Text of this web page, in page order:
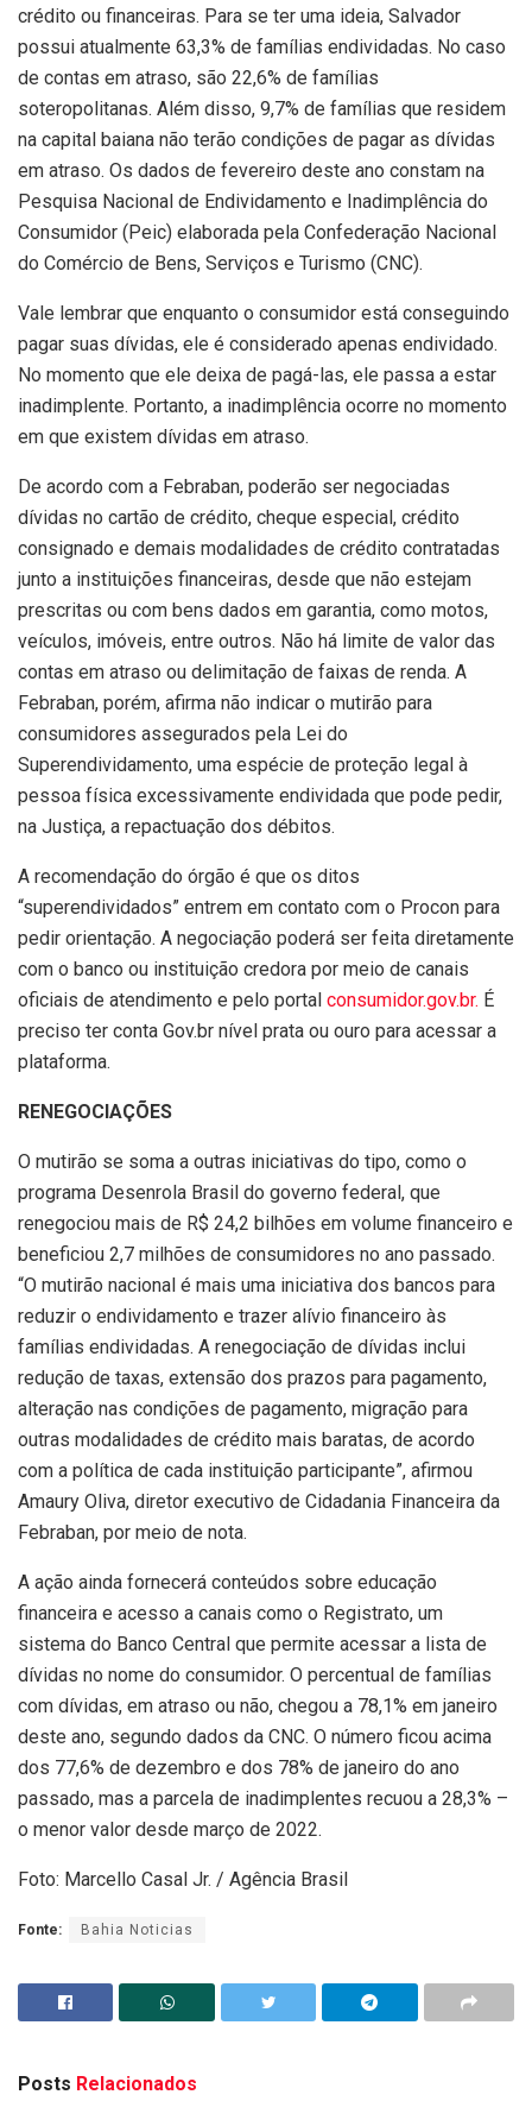
crédito ou financeiras. Para se ter uma ideia, Salvador
possui atualmente 63,3% de famílias endividadas. No caso
de contas em atraso, são 22,6% de famílias
soteropolitanas. Além disso, 9,7% de famílias que residem
na capital baiana não terão condições de pagar as dívidas
em atraso. Os dados de fevereiro deste ano constam na
Pesquisa Nacional de Endividamento e Inadimplência do
Consumidor (Peic) elaborada pela Confederação Nacional
do Comércio de Bens, Serviços e Turismo (CNC).
Vale lembrar que enquanto o consumidor está conseguindo
pagar suas dívidas, ele é considerado apenas endividado.
No momento que ele deixa de pagá-las, ele passa a estar
inadimplente. Portanto, a inadimplência ocorre no momento
em que existem dívidas em atraso.
De acordo com a Febraban, poderão ser negociadas
dívidas no cartão de crédito, cheque especial, crédito
consignado e demais modalidades de crédito contratadas
junto a instituições financeiras, desde que não estejam
prescritas ou com bens dados em garantia, como motos,
veículos, imóveis, entre outros. Não há limite de valor das
contas em atraso ou delimitação de faixas de renda. A
Febraban, porém, afirma não indicar o mutirão para
consumidores assegurados pela Lei do
Superendividamento, uma espécie de proteção legal à
pessoa física excessivamente endividada que pode pedir,
na Justiça, a repactuação dos débitos.
A recomendação do órgão é que os ditos
“superendividados” entrem em contato com o Procon para
pedir orientação. A negociação poderá ser feita diretamente
com o banco ou instituição credora por meio de canais
oficiais de atendimento e pelo portal consumidor.gov.br. É
preciso ter conta Gov.br nível prata ou ouro para acessar a
plataforma.
RENEGOCIAÇÕES
O mutirão se soma a outras iniciativas do tipo, como o
programa Desenrola Brasil do governo federal, que
renegociou mais de R$ 24,2 bilhões em volume financeiro e
beneficiou 2,7 milhões de consumidores no ano passado.
“O mutirão nacional é mais uma iniciativa dos bancos para
reduzir o endividamento e trazer alívio financeiro às
famílias endividadas. A renegociação de dívidas inclui
redução de taxas, extensão dos prazos para pagamento,
alteração nas condições de pagamento, migração para
outras modalidades de crédito mais baratas, de acordo
com a política de cada instituição participante”, afirmou
Amaury Oliva, diretor executivo de Cidadania Financeira da
Febraban, por meio de nota.
A ação ainda fornecerá conteúdos sobre educação
financeira e acesso a canais como o Registrato, um
sistema do Banco Central que permite acessar a lista de
dívidas no nome do consumidor. O percentual de famílias
com dívidas, em atraso ou não, chegou a 78,1% em janeiro
deste ano, segundo dados da CNC. O número ficou acima
dos 77,6% de dezembro e dos 78% de janeiro do ano
passado, mas a parcela de inadimplentes recuou a 28,3% –
o menor valor desde março de 2022.
Foto: Marcello Casal Jr. / Agência Brasil
Fonte: Bahia Noticias
Posts Relacionados